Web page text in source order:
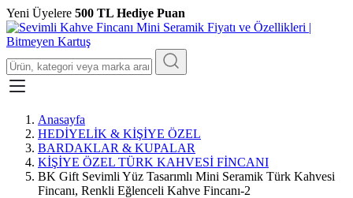
Yeni Üyelere 500 TL Hediye Puan
Anasayfa
HEDİYELİK & KİŞİYE ÖZEL
BARDAKLAR & KUPALAR
KİŞİYE ÖZEL TÜRK KAHVESİ FİNCANI
BK Gift Sevimli Yüz Tasarımlı Mini Seramik Türk Kahvesi
Fincanı, Renkli Eğlenceli Kahve Fincanı-2